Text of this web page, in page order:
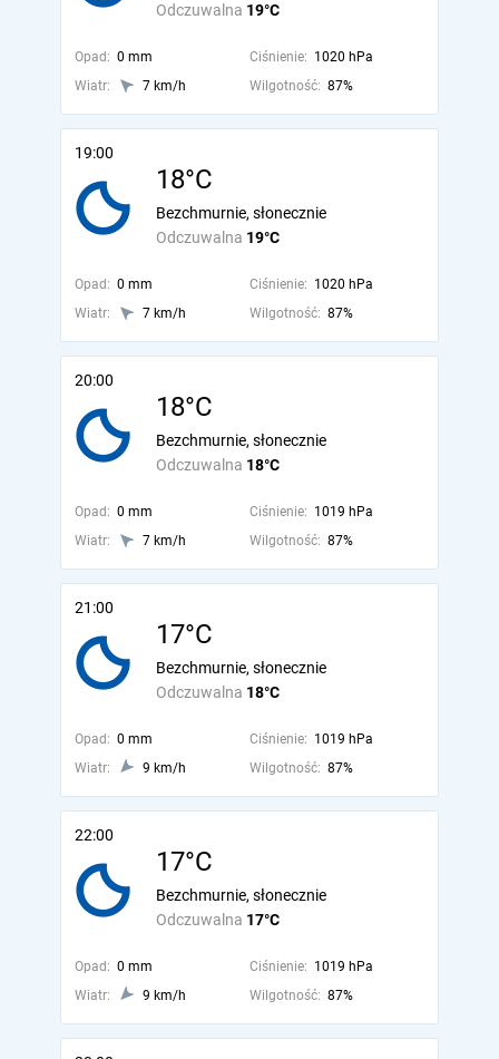
Odczuwalna 19°C
Opad: 0 mm Ciśnienie: 1020 hPa
Wiatr:
7 km/h Wilgotność: 87%
19:00
18°C
Odczuwalna 19°C
Bezchmurnie, słonecznie
Opad: 0 mm Ciśnienie: 1020 hPa
Wiatr:
7 km/h Wilgotność: 87%
20:00
18°C
Odczuwalna 18°C
Bezchmurnie, słonecznie
Opad: 0 mm Ciśnienie: 1019 hPa
Wiatr:
7 km/h Wilgotność: 87%
21:00
17°C
Odczuwalna 18°C
Bezchmurnie, słonecznie
Opad: 0 mm Ciśnienie: 1019 hPa
Wiatr:
9 km/h Wilgotność: 87%
22:00
17°C
Odczuwalna 17°C
Bezchmurnie, słonecznie
Opad: 0 mm Ciśnienie: 1019 hPa
Wiatr:
9 km/h Wilgotność: 87%